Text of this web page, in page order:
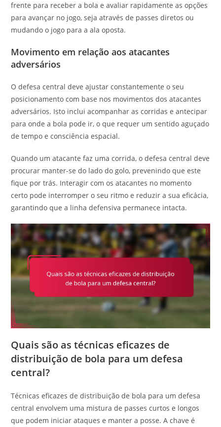
frente para receber a bola e avaliar rapidamente as opções
para avançar no jogo, seja através de passes diretos ou
mudando o jogo para a ala oposta.
Movimento em relação aos atacantes
adversários
O defesa central deve ajustar constantemente o seu
posicionamento com base nos movimentos dos atacantes
adversários. Isto inclui acompanhar as corridas e antecipar
para onde a bola pode ir, o que requer um sentido aguçado
de tempo e consciência espacial.
Quando um atacante faz uma corrida, o defesa central deve
procurar manter-se do lado do golo, prevenindo que este
fique por trás. Interagir com os atacantes no momento
certo pode interromper o seu ritmo e reduzir a sua eficácia,
garantindo que a linha defensiva permanece intacta.
Quais são as técnicas eficazes de
distribuição de bola para um defesa
central?
Técnicas eficazes de distribuição de bola para um defesa
central envolvem uma mistura de passes curtos e longos
que podem iniciar ataques e manter a posse. A chave é